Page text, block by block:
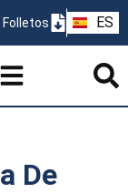
Folletos ES
PT
De